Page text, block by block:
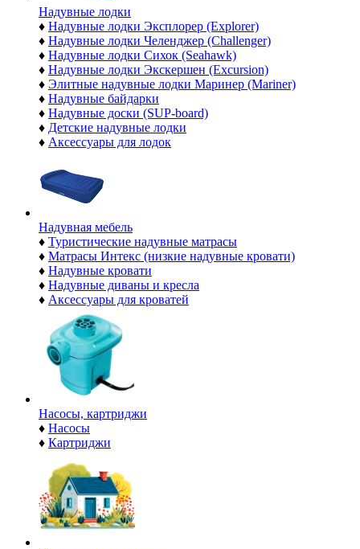
Надувные лодки
♦ Надувные лодки Эксплорер (Explorer)
♦ Надувные лодки Челенджер (Challenger)
♦ Надувные лодки Сихок (Seahawk)
♦ Надувные лодки Экскершен (Excursion)
♦ Элитные надувные лодки Маринер (Mariner)
♦ Надувные байдарки
♦ Надувные доски (SUP-board)
♦ Детские надувные лодки
♦ Аксессуары для лодок
Надувная мебель
♦ Туристические надувные матрасы
♦ Матрасы Интекс (низкие надувные кровати)
♦ Надувные кровати
♦ Надувные диваны и кресла
♦ Аксессуары для кроватей
Насосы, картриджи
♦ Насосы
♦ Картриджи